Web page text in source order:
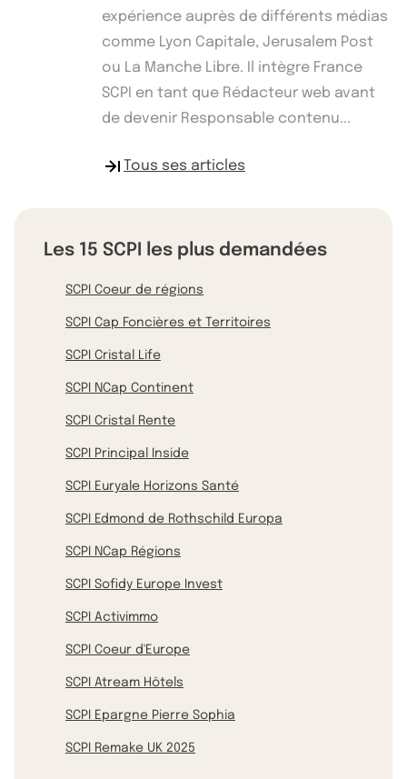
expérience auprès de différents médias
comme Lyon Capitale, Jerusalem Post
ou La Manche Libre. Il intègre France
SCPI en tant que Rédacteur web avant
de devenir Responsable contenu...
Tous ses articles
Les 15 SCPI les plus demandées
SCPI Coeur de régions
SCPI Cap Foncières et Territoires
SCPI Cristal Life
SCPI NCap Continent
SCPI Cristal Rente
SCPI Principal Inside
SCPI Euryale Horizons Santé
SCPI Edmond de Rothschild Europa
SCPI NCap Régions
SCPI Sofidy Europe Invest
SCPI Activimmo
SCPI Coeur d'Europe
SCPI Atream Hôtels
SCPI Epargne Pierre Sophia
SCPI Remake UK 2025